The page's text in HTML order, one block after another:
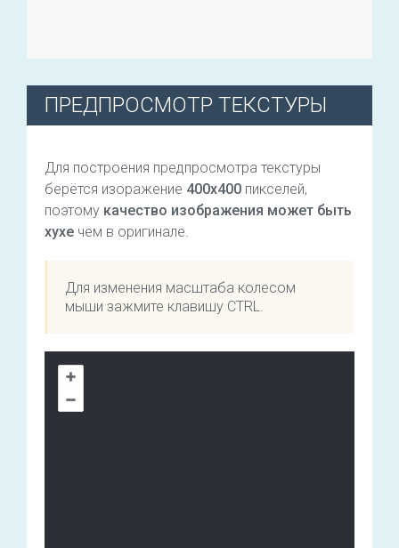
ПРЕДПРОСМОТР ТЕКСТУРЫ
Для построения предпросмотра текстуры
берётся изоражение 400х400 пикселей,
поэтому качество изображения может быть
хухе чем в оригинале.
Для изменения масштаба колесом
мыши зажмите клавишу CTRL.